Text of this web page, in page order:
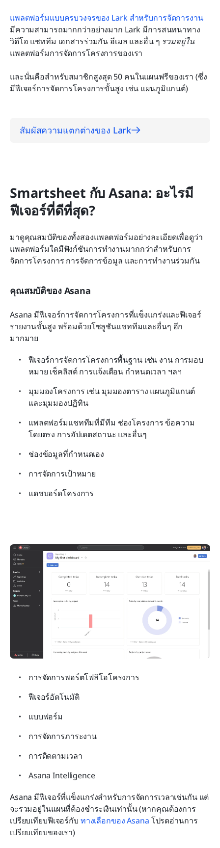
แพลตฟอร์มแบบครบวงจรของ Lark สำหรับการจัดการงาน
มีความสามารถมากกว่าอย่างมาก Lark มีการสนทนาทาง
วิดีโอ แชททีม เอกสารร่วมกัน อีเมล และอื่น ๆ รวมอยู่ใน
แพลตฟอร์มการจัดการโครงการของเรา
และนั่นคือสำหรับสมาชิกสูงสุด 50 คนในแผนฟรีของเรา (ซึ่ง
มีฟีเจอร์การจัดการโครงการขั้นสูง เช่น แผนภูมิแกนต์)
สัมผัสความแตกต่างของ Lark
Smartsheet กับ Asana: อะไรมี
ฟีเจอร์ที่ดีที่สุด?
มาดูคุณสมบัติของทั้งสองแพลตฟอร์มอย่างละเอียดเพื่อดูว่า
แพลตฟอร์มใดมีฟังก์ชันการทำงานมากกว่าสำหรับการ
จัดการโครงการ การจัดการข้อมูล และการทำงานร่วมกัน
คุณสมบัติของ Asana
Asana มีฟีเจอร์การจัดการโครงการที่แข็งแกร่งและฟีเจอร์
รายงานขั้นสูง พร้อมด้วยโซลูชันแชททีมและอื่นๆ อีก
มากมาย
ฟีเจอร์การจัดการโครงการพื้นฐาน เช่น งาน การมอบ
หมาย เช็คลิสต์ การแจ้งเตือน กำหนดเวลา ฯลฯ
มุมมองโครงการ เช่น มุมมองตาราง แผนภูมิแกนต์
และมุมมองปฏิทิน
แพลตฟอร์มแชททีมที่มีทีม ช่องโครงการ ข้อความ
โดยตรง การอัปเดตสถานะ และอื่นๆ
ช่องข้อมูลที่กำหนดเอง
การจัดการเป้าหมาย
แดชบอร์ดโครงการ
การจัดการพอร์ตโฟลิโอโครงการ
ฟีเจอร์อัตโนมัติ
แบบฟอร์ม
การจัดการภาระงาน
การติดตามเวลา
Asana Intelligence
Asana มีฟีเจอร์ที่แข็งแกร่งสำหรับการจัดการเวลาเช่นกัน แต่
จะรวมอยู่ในแผนที่ต้องชำระเงินเท่านั้น (หากคุณต้องการ
เปรียบเทียบฟีเจอร์กับ ทางเลือกของ Asana โปรดอ่านการ
เปรียบเทียบของเรา)